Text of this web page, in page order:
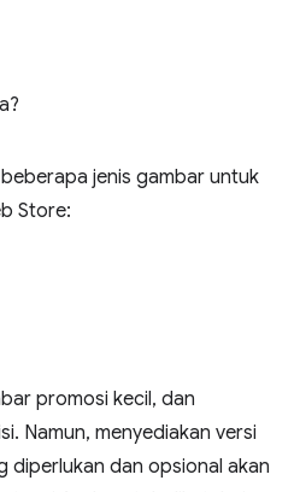
jenis gambar untuk
Store:
promosi kecil, dan
Namun, menyediakan versi
diperlukan dan opsional akan